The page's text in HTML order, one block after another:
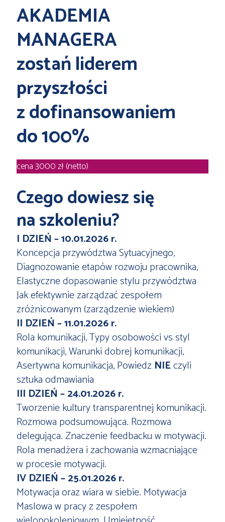
AKADEMIA
MANAGERA
zostań liderem
przyszłości
z dofinansowaniem
do 100%
cena 3000 zł (netto)
Czego dowiesz się
na szkoleniu?
I DZIEŃ – 10.01.2026 r.
Koncepcja przywództwa Sytuacyjnego,
Diagnozowanie etapów rozwoju pracownika,
Elastyczne dopasowanie stylu przywództwa
Jak efektywnie zarządzać zespołem
zróżnicowanym (zarządzenie wiekiem)
II DZIEŃ– 11.01.2026 r.
Rola komunikacji, Typy osobowości vs styl
komunikacji, Warunki dobrej komunikacji,
Asertywna komunikacja, Powiedz NIEczyli
sztuka odmawiania
III DZIEŃ – 24.01.2026 r.
Tworzenie kultury transparentnej komunikacji.
Rozmowa podsumowująca. Rozmowa
delegująca. Znaczenie feedbacku w motywacji.
Rola menadżera i zachowania wzmacniające
w procesie motywacji.
IV DZIEŃ – 25.01.2026 r.
Motywacja oraz wiara w siebie. Motywacja
Maslowa w pracy z zespołem